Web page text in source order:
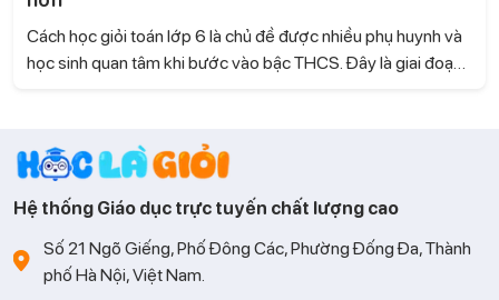
Cách học giỏi toán lớp 6 là chủ đề được nhiều phụ huynh và
học sinh quan tâm khi bước vào bậc THCS. Đây là giai đoạn
là Giỏi tìm hiểu những phương pháp học hiệu quả giúp con
tiếp thu nhanh và học Toán tự tin hơn.
Hệ thống Giáo dục trực tuyến chất lượng cao
Số 21 Ngõ Giếng, Phố Đông Các, Phường Đống Đa, Thành
phố Hà Nội, Việt Nam.